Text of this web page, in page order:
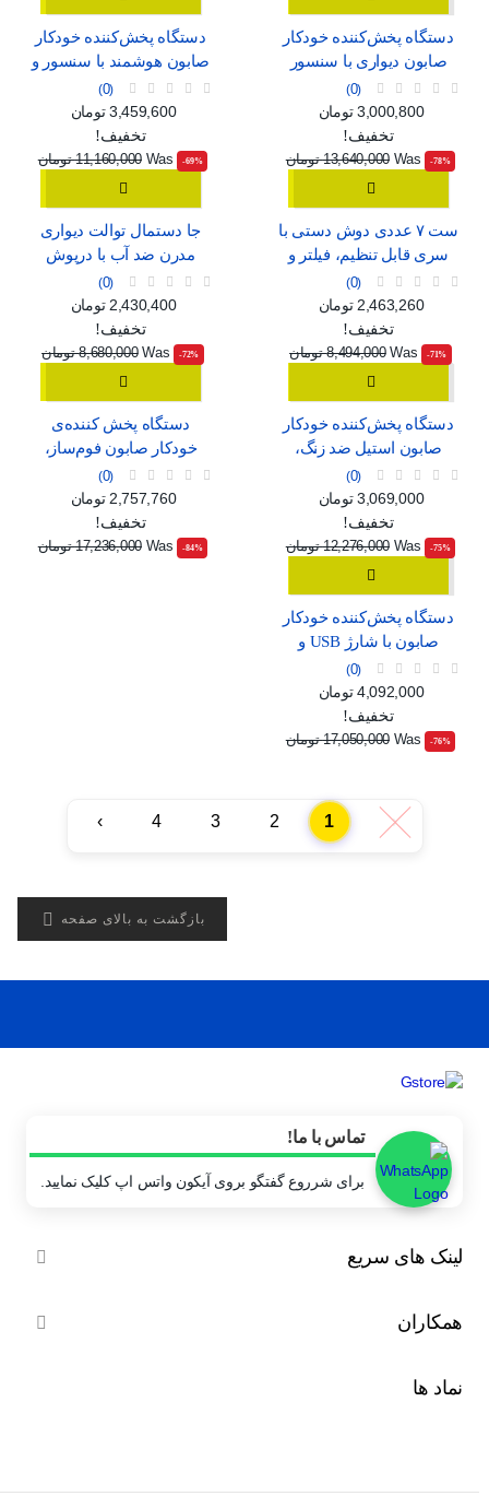
دستگاه پخش‌کننده خودکار
صابون دیواری با سنسور
هوشمند، قابل شارژ با USB
0
قیمت عادی
قیمت
3,000,800 تومان
تخفیف!
‎-78%
Was 13,640,000 تومان
دستگاه پخش‌کننده خودکار
صابون هوشمند با سنسور و
قابلیت تنظیم جریان
0
قیمت عادی
قیمت
3,459,600 تومان
تخفیف!
‎-69%
Was 11,160,000 تومان
ست ۷ عددی دوش دستی با
سری قابل تنظیم، فیلتر و
ماساژور
0
قیمت عادی
قیمت
2,463,260 تومان
تخفیف!
‎-71%
Was 8,494,000 تومان
جا دستمال توالت دیواری
مدرن ضد آب با درپوش
0
قیمت عادی
قیمت
2,430,400 تومان
تخفیف!
‎-72%
Was 8,680,000 تومان
دستگاه پخش‌کننده خودکار
صابون استیل ضد زنگ،
بدون نیاز به لمس
0
قیمت عادی
قیمت
3,069,000 تومان
تخفیف!
‎-75%
Was 12,276,000 تومان
دستگاه پخش کننده‌ی
خودکار صابون فوم‌ساز،
بدون نیاز به لمس
0
قیمت عادی
قیمت
2,757,760 تومان
تخفیف!
‎-84%
Was 17,236,000 تومان
دستگاه پخش‌کننده خودکار
صابون با شارژ USB و
صفحه نمایش دیجیتال
0
قیمت عادی
قیمت
4,092,000 تومان
تخفیف!
‎-76%
Was 17,050,000 تومان
‹
1
2
3
4
›
بازگشت به بالای صفحه 
تماس با ما!
برای شرروع گفتگو بروی آیکون واتس اپ کلیک نمایید.
لینک های سریع 
همکاران 
نماد ها